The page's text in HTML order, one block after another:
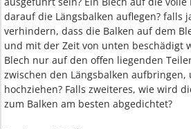
darauf die Längsbalken auflegen? falls
verhindern, dass die Balken auf dem
und mit der Zeit von unten beschädigt
Blech nur auf den offen liegenden
zwischen den Längsbalken aufbringen,
hochziehen? Falls zweiteres, wie wird
zum Balken am besten abgedichtet?